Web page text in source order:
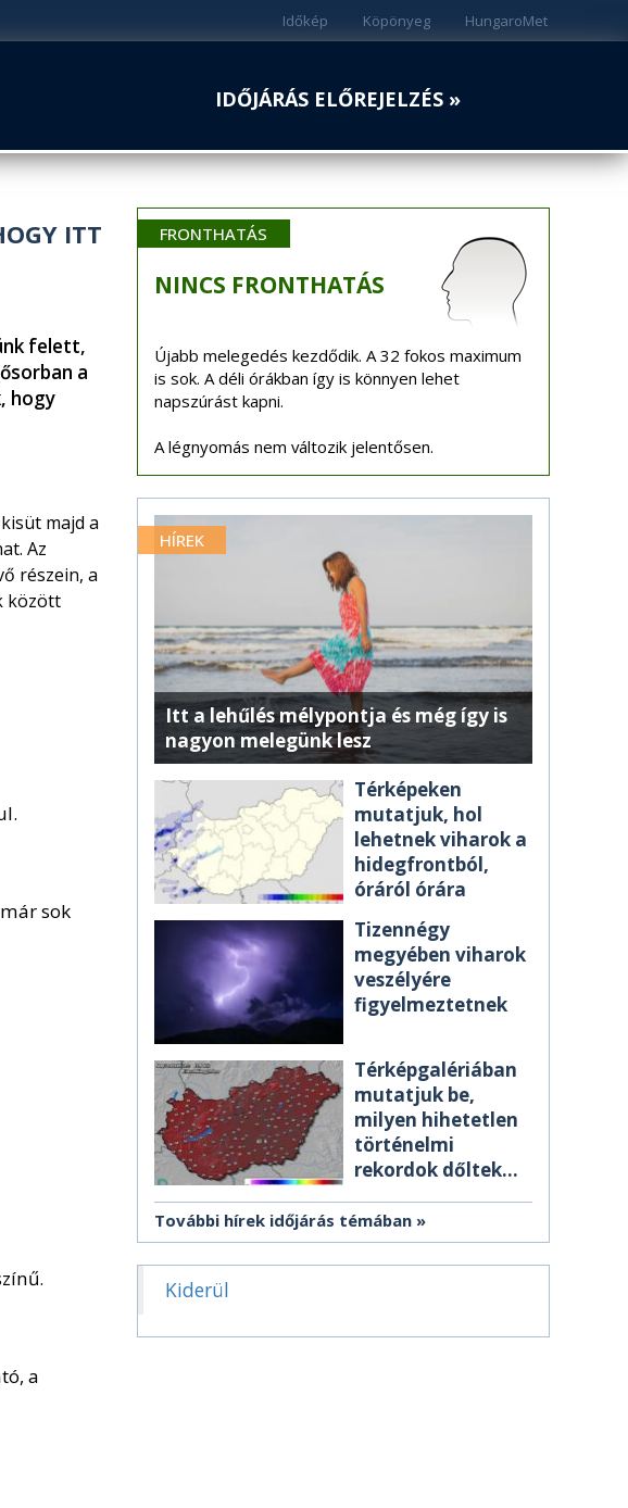
HungaroMet
Köpönyeg
Időkép
IDŐJÁRÁS ELŐREJELZÉS »
ITT
felett,
a
hogy
majd a
Az
részein, a
között
sok
a
FRONTHATÁS
NINCS FRONTHATÁS
Újabb melegedés kezdődik. A 32 fokos maximum
is sok. A déli órákban így is könnyen lehet
napszúrást kapni.
A légnyomás nem változik jelentősen.
HÍREK
Itt a lehűlés mélypontja és még így is
nagyon melegünk lesz
Térképeken
mutatjuk, hol
lehetnek viharok a
hidegfrontból,
óráról órára
Tizennégy
megyében viharok
veszélyére
figyelmeztetnek
Térképgalériában
mutatjuk be,
milyen hihetetlen
történelmi
rekordok dőltek
További hírek időjárás témában
Kiderül